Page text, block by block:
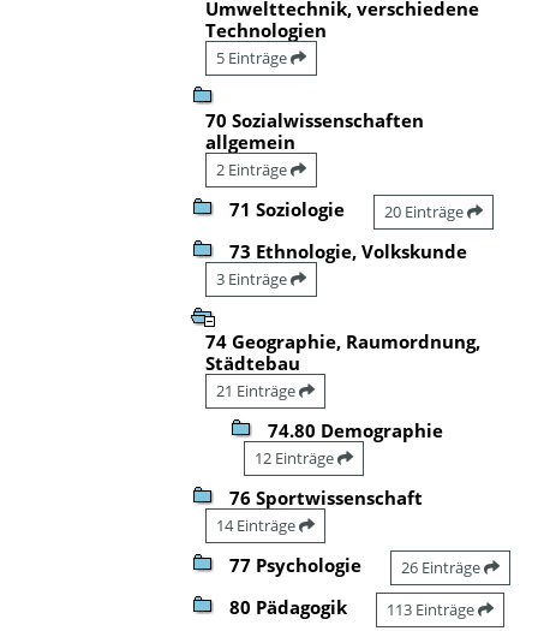
Umwelttechnik, verschiedene
Technologien
5 Einträge
70 Sozialwissenschaften
allgemein
2 Einträge
71 Soziologie 20 Einträge
73 Ethnologie, Volkskunde
3 Einträge
74 Geographie, Raumordnung,
Städtebau
21 Einträge
74.80 Demographie
12 Einträge
76 Sportwissenschaft
14 Einträge
77 Psychologie 26 Einträge
80 Pädagogik 113 Einträge